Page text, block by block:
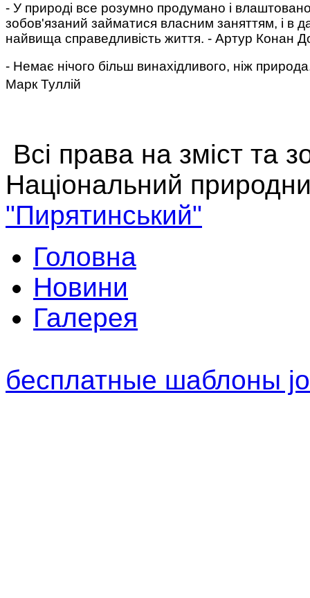
- У природі все розумно продумано і
зобов'язаний займатися власним заняттям, і в
найвища справедливість життя. - Артур Конан
- Немає нічого більш винахідливого, ніж
Марк Туллій
Всі права на зміст та
Національний
"Пирятинський"
Головна
Новини
Галерея
бесплатные шаблоны